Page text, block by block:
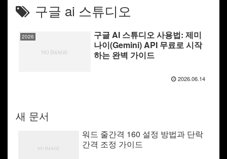
구글 ai 스튜디오
2026
구글 AI 스튜디오 사용법: 제미
나이(Gemini) API 무료로 시작
하는 완벽 가이드
2026.06.14
새 문서
워드 줄간격 160 설정 방법과 단락
간격 조정 가이드